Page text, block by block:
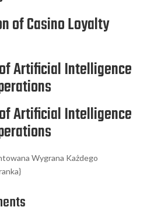
of Casino Loyalty
Artificial Intelligence
Artificial Intelligence
Wygrana Każdego